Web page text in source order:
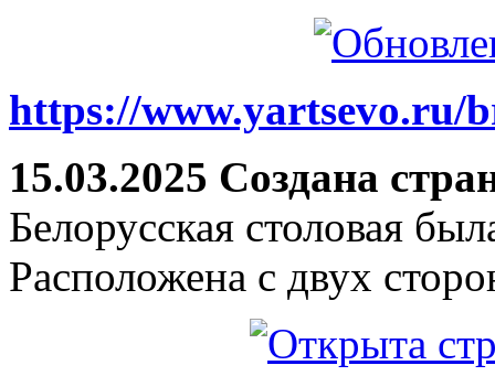
https://www.yartsevo.ru/
15.03.2025 Создана
Белорусская столовая
Расположена с двух